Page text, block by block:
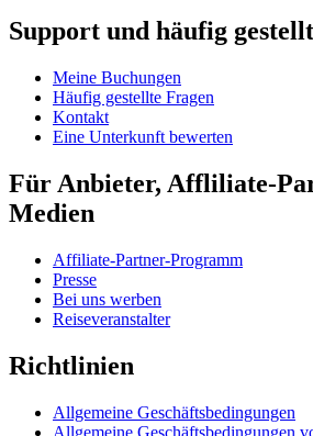
Support und häufig
Meine Buchungen
Häufig gestellte Fragen
Kontakt
Eine Unterkunft bewerten
Für Anbieter, Affliliate-
Medien
Affiliate-Partner-Programm
Presse
Bei uns werben
Reiseveranstalter
Richtlinien
Allgemeine Geschäftsbedingungen
Allgemeine Geschäftsbedingungen